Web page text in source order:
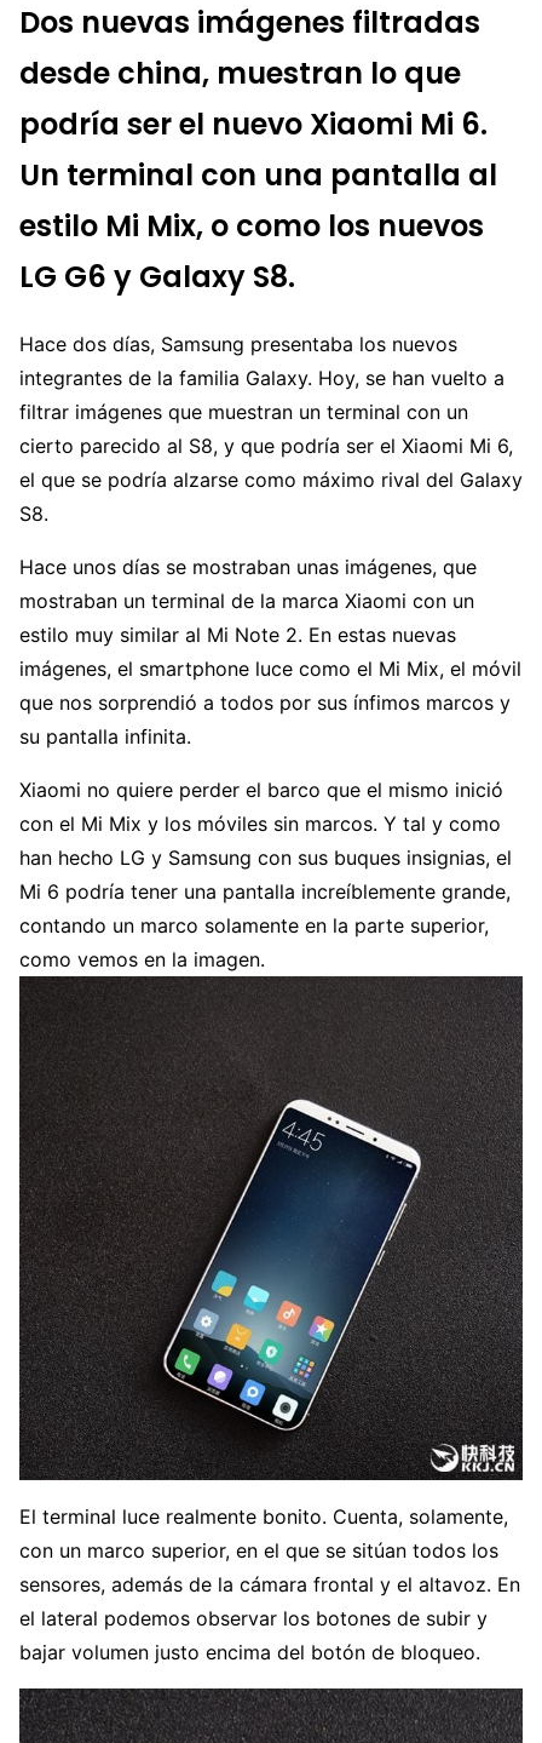
Dos nuevas imágenes filtradas
desde china, muestran lo que
podría ser el nuevo Xiaomi Mi 6.
Un terminal con una pantalla al
estilo Mi Mix, o como los nuevos
LG G6 y Galaxy S8.
Hace dos días, Samsung presentaba los nuevos
integrantes de la familia Galaxy. Hoy, se han vuelto a
filtrar imágenes que muestran un terminal con un
cierto parecido al S8, y que podría ser el Xiaomi Mi 6,
el que se podría alzarse como máximo rival del Galaxy
S8.
Hace unos días se mostraban unas imágenes, que
mostraban un terminal de la marca Xiaomi con un
estilo muy similar al Mi Note 2. En estas nuevas
imágenes, el smartphone luce como el Mi Mix, el móvil
que nos sorprendió a todos por sus ínfimos marcos y
su pantalla infinita.
Xiaomi no quiere perder el barco que el mismo inició
con el Mi Mix y los móviles sin marcos. Y tal y como
han hecho LG y Samsung con sus buques insignias, el
Mi 6 podría tener una pantalla increíblemente grande,
contando un marco solamente en la parte superior,
como vemos en la imagen.
El terminal luce realmente bonito. Cuenta, solamente,
con un marco superior, en el que se sitúan todos los
sensores, además de la cámara frontal y el altavoz. En
el lateral podemos observar los botones de subir y
bajar volumen justo encima del botón de bloqueo.